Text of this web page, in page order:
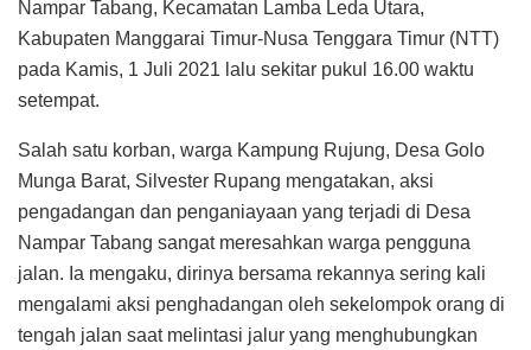
Nampar Tabang, Kecamatan Lamba Leda Utara,
Kabupaten Manggarai Timur-Nusa Tenggara Timur (NTT)
pada Kamis, 1 Juli 2021 lalu sekitar pukul 16.00 waktu
setempat.
Salah satu korban, warga Kampung Rujung, Desa Golo
Munga Barat, Silvester Rupang mengatakan, aksi
pengadangan dan penganiayaan yang terjadi di Desa
Nampar Tabang sangat meresahkan warga pengguna
jalan. Ia mengaku, dirinya bersama rekannya sering kali
mengalami aksi penghadangan oleh sekelompok orang di
tengah jalan saat melintasi jalur yang menghubungkan